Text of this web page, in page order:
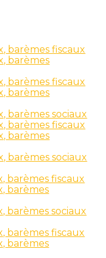
barèmes fiscaux
barèmes
barèmes fiscaux
barèmes
barèmes sociaux
barèmes fiscaux
barèmes
barèmes sociaux
barèmes fiscaux
barèmes
barèmes sociaux
barèmes fiscaux
barèmes